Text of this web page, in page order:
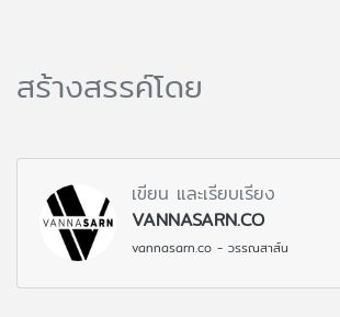
สร้างสรรค์โดย
เขียน และเรียบเรียง
VANNASARN.CO
vannasarn.co - วรรณสาส์น